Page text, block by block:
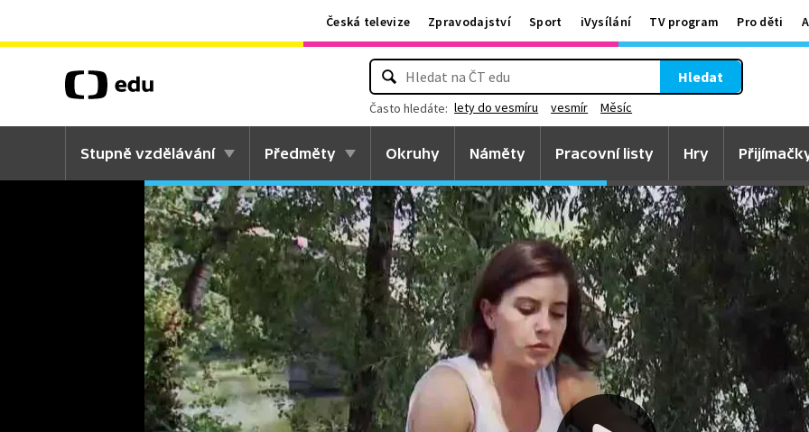
Česká televize Zpravodajství Sport iVysílání TV program Pro děti
Hledat
Často hledáte: lety do vesmíru vesmír Měsíc
Stupně vzdělávání Předměty Okruhy Náměty Pracovní listy Hry